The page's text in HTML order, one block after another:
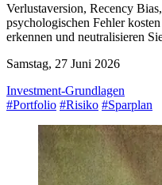
Verlustaversion, Recency
psychologischen Fehler
erkennen und neutralisieren
Samstag, 27 Juni 2026
Investment-Grundlagen
#Portfolio #Risiko #Sparplan